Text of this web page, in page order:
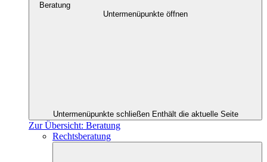
Beratung
Untermenüpunkte öffnen
Untermenüpunkte schließen Enthält die aktuelle Seite
Zur Übersicht: Beratung
Rechtsberatung